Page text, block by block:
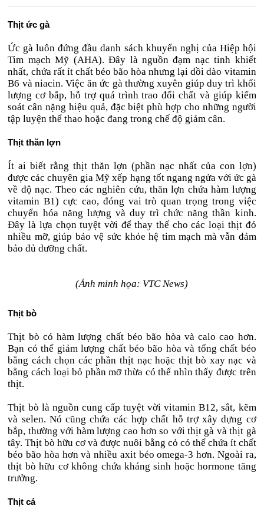
Thịt ức gà
Ức gà luôn đứng đầu danh sách khuyến nghị của Hiệp hội
Tim mạch Mỹ (AHA). Đây là nguồn đạm nạc tinh khiết
nhất, chứa rất ít chất béo bão hòa nhưng lại dồi dào vitamin
B6 và niacin. Việc ăn ức gà thường xuyên giúp duy trì khối
lượng cơ bắp, hỗ trợ quá trình trao đổi chất và giúp kiểm
soát cân nặng hiệu quả, đặc biệt phù hợp cho những người
tập luyện thể thao hoặc đang trong chế độ giảm cân.
Thịt thăn lợn
Ít ai biết rằng thịt thăn lợn (phần nạc nhất của con lợn)
được các chuyên gia Mỹ xếp hạng tốt ngang ngửa với ức gà
về độ nạc. Theo các nghiên cứu, thăn lợn chứa hàm lượng
vitamin B1) cực cao, đóng vai trò quan trọng trong việc
chuyển hóa năng lượng và duy trì chức năng thần kinh.
Đây là lựa chọn tuyệt vời để thay thế cho các loại thịt đỏ
nhiều mỡ, giúp bảo vệ sức khỏe hệ tim mạch mà vẫn đảm
bảo đủ dưỡng chất.
(Ảnh minh họa: VTC News)
Thịt bò
Thịt bò có hàm lượng chất béo bão hòa và calo cao hơn.
Bạn có thể giảm lượng chất béo bão hòa và tổng chất béo
bằng cách chọn các phần thịt nạc hoặc thịt bò xay nạc và
bằng cách loại bỏ phần mỡ thừa có thể nhìn thấy được trên
thịt.
Thịt bò là nguồn cung cấp tuyệt vời vitamin B12, sắt, kẽm
và selen. Nó cũng chứa các hợp chất hỗ trợ xây dựng cơ
bắp, thường với hàm lượng cao hơn so với thịt gà và thịt gà
tây. Thịt bò hữu cơ và được nuôi bằng cỏ có thể chứa ít chất
béo bão hòa hơn và nhiều axit béo omega-3 hơn. Ngoài ra,
thịt bò hữu cơ không chứa kháng sinh hoặc hormone tăng
trưởng.
Thịt cá